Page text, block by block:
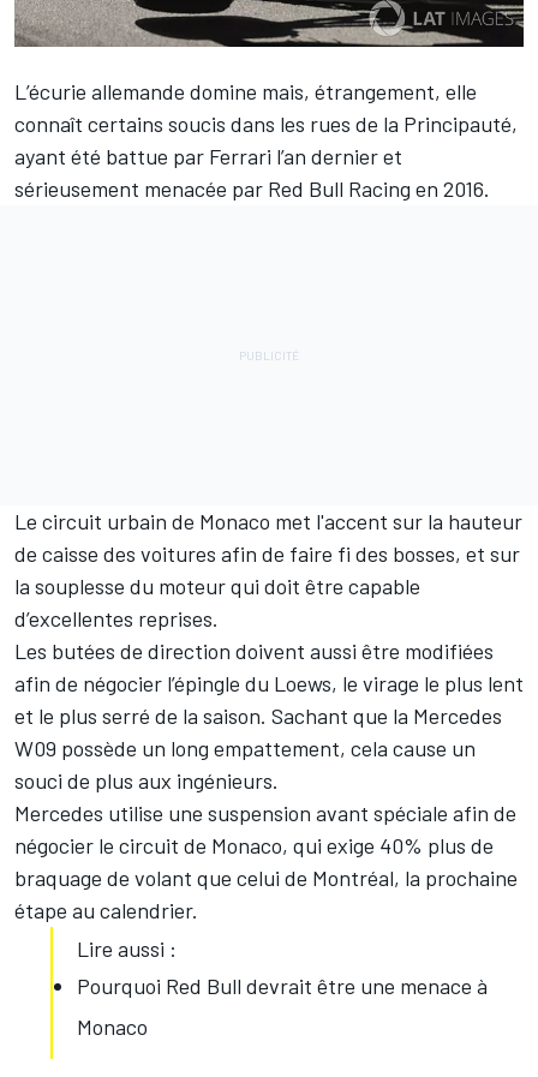
L’écurie allemande domine mais, étrangement, elle
connaît certains soucis dans les rues de la Principauté,
ayant été battue par Ferrari l’an dernier et
sérieusement menacée par Red Bull Racing en 2016.
Le circuit urbain de Monaco met l'accent sur la hauteur
de caisse des voitures afin de faire fi des bosses, et sur
la souplesse du moteur qui doit être capable
d’excellentes reprises.
Les butées de direction doivent aussi être modifiées
afin de négocier l’épingle du Loews, le virage le plus lent
et le plus serré de la saison. Sachant que la Mercedes
W09 possède un long empattement, cela cause un
souci de plus aux ingénieurs.
Mercedes utilise une suspension avant spéciale afin de
négocier le circuit de Monaco, qui exige 40% plus de
braquage de volant que celui de Montréal, la prochaine
étape au calendrier.
Lire aussi :
Pourquoi Red Bull devrait être une menace à
Monaco